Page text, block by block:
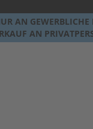
AN
AN